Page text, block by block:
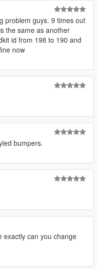
problem guys. 9 times out
the same as another
id from 198 to 190 and
now
bumpers.
exactly can you change